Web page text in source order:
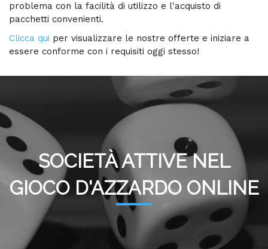
problema con la facilità di utilizzo e l'acquisto di
pacchetti convenienti.
Clicca qui per visualizzare le nostre offerte e iniziare a
essere conforme con i requisiti oggi stesso!
SOCIETÀ ATTIVE NEL
GIOCO D'AZZARDO ONLINE